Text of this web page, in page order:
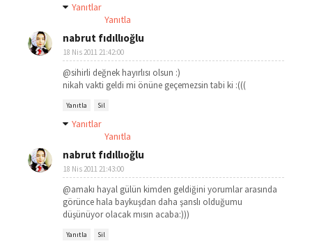
Yanıtlar
Yanıtla
nabrut fıdıllıoğlu
18 Nis 2011 21:42:00
@sihirli değnek hayırlısı olsun :)
nikah vakti geldi mi önüne geçemezsin tabi ki :(((
Yanıtla Sil
Yanıtlar
Yanıtla
nabrut fıdıllıoğlu
18 Nis 2011 21:43:00
@amakı hayal gülün kimden geldiğini yorumlar arasında
görünce hala baykuşdan daha şanslı olduğumu
düşünüyor olacak mısın acaba:)))
Yanıtla Sil